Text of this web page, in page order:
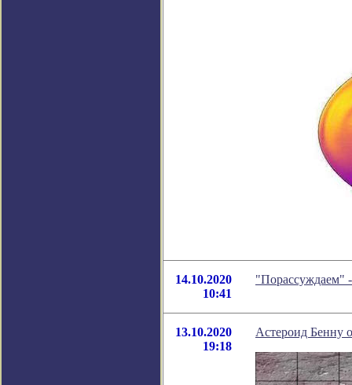
14.10.2020
10:41
"Порассуждаем"
13.10.2020
19:18
Астероид Бенну